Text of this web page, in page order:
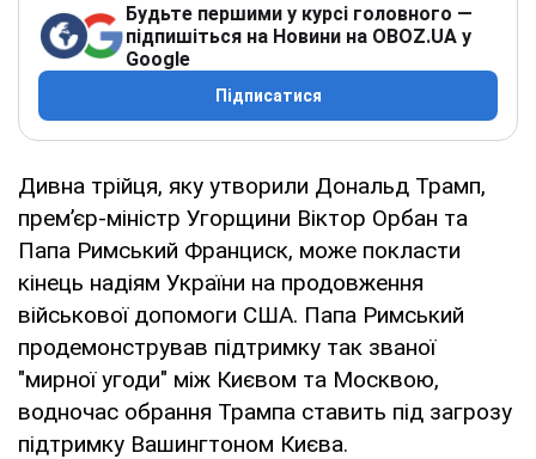
Будьте першими у курсі головного —
підпишіться на Новини на OBOZ.UA у
Google
Підписатися
Дивна трійця, яку утворили Дональд Трамп,
прем’єр-міністр Угорщини Віктор Орбан та
Папа Римський Франциск, може покласти
кінець надіям України на продовження
військової допомоги США. Папа Римський
продемонстрував підтримку так званої
"мирної угоди" між Києвом та Москвою,
водночас обрання Трампа ставить під загрозу
підтримку Вашингтоном Києва.